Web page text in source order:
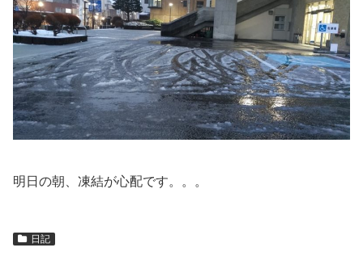
明日の朝、凍結が心配です。。。
日記